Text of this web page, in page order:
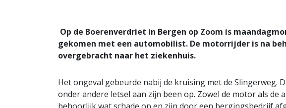
Op de Boerenverdriet in Bergen op Zoom is
gekomen met een automobilist. De motorrijder is na
overgebracht naar het ziekenhuis.
Het ongeval gebeurde nabij de kruising met de Slingerweg.
onder andere letsel aan zijn been op. Zowel de motor als de